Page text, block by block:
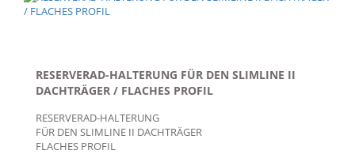
RESERVERAD-HALTERUNG FÜR DEN SLIMLINE II
DACHTRÄGER / FLACHES PROFIL
RESERVERAD-HALTERUNG
FÜR DEN SLIMLINE II DACHTRÄGER
FLACHES PROFIL